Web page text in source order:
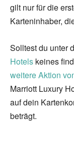
gilt nur für die
Karteninhaber,
Solltest du unter
Hotels keines
weitere Aktion
Marriott Luxury
auf dein
beträgt.